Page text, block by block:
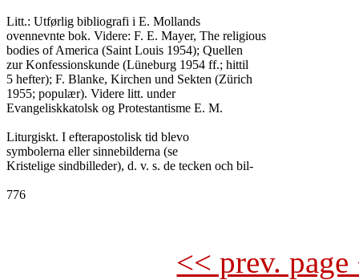
Litt.: Utførlig bibliografi i E. Mollands
ovennevnte bok. Videre: F. E. Mayer, The religious
bodies of America (Saint Louis 1954); Quellen
zur Konfessionskunde (Lüneburg 1954 ff.; hittil
5 hefter); F. Blanke, Kirchen und Sekten (Zürich
1955; populær). Videre litt. under
Evangeliskkatolsk og Protestantisme E. M.
Liturgiskt. I efterapostolisk tid blevo
symbolerna eller sinnebilderna (se
Kristelige sindbilleder), d. v. s. de tecken och bil-
776
<< prev.